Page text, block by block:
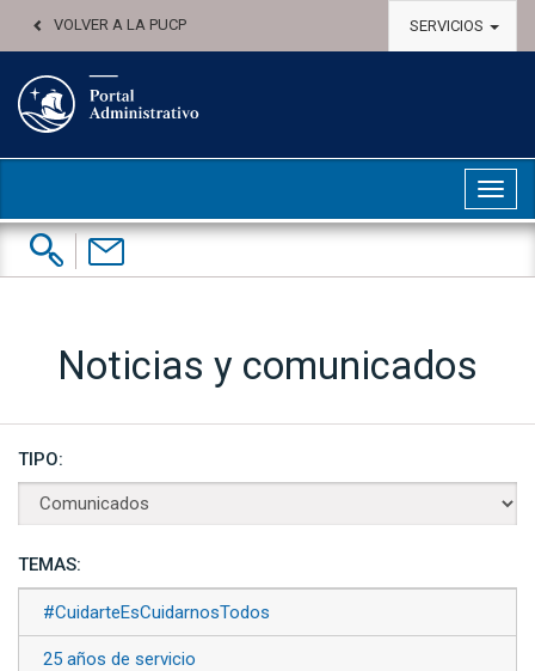
VOLVER A LA PUCP SERVICIOS
Buscar:
Contáctenos
Noticias y comunicados
TIPO:
TEMAS:
#CuidarteEsCuidarnosTodos
25 años de servicio